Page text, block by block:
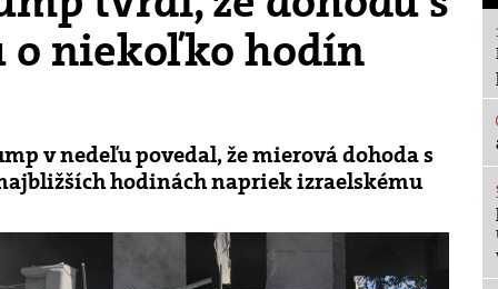
o niekoľko hodín
v nedeľu povedal, že mierová dohoda s
hodinách napriek izraelskému